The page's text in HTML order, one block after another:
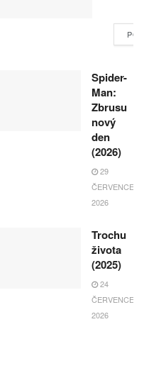
Spider-
Man:
Zbrusu
nový
den
(2026)
29
ČERVENCE,
2026
Trochu
života
(2025)
24
ČERVENCE,
2026